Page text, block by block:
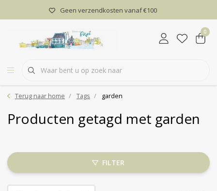
Geen verzendkosten vanaf €100
0
Terug naar home Tags garden
Producten getagd met garden
FILTER